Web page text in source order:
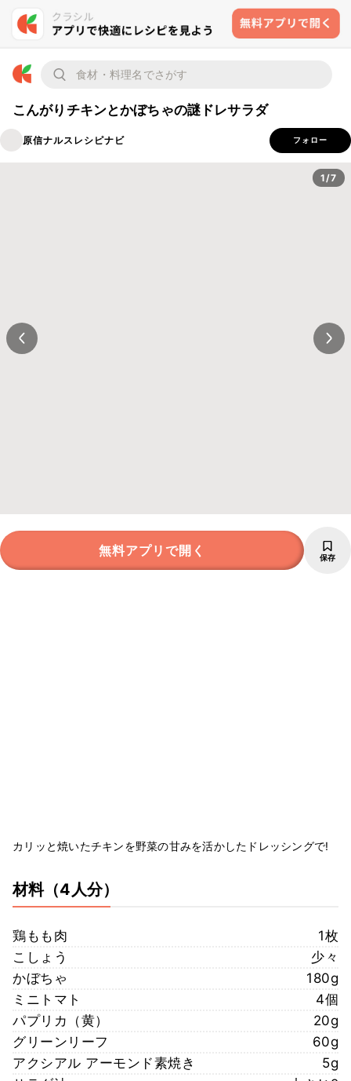
こんがりチキンとかぼちゃの謎ドレサラダ
原信ナルスレシピナビ フォロー
1/7
無料アプリで開く 保存
カリッと焼いたチキンを野菜の甘みを活かしたドレッシングで!
材料（4人分）
鶏もも肉
1枚
こしょう
少々
かぼちゃ
180g
ミニトマト
4個
パプリカ（黄）
20g
グリーンリーフ
60g
アクシアル アーモンド素焼き
5g